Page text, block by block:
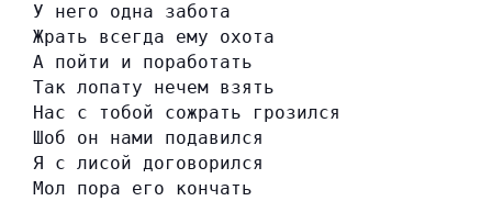
У него одна забота
Жрать всегда ему охота
А пойти и поработать
Так лопату нечем взять
Нас с тобой сожрать грозился
Шоб он нами подавился
Я с лисой договорился
Мол пора его кончать